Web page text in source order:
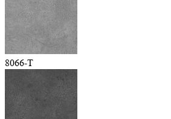
8066-T